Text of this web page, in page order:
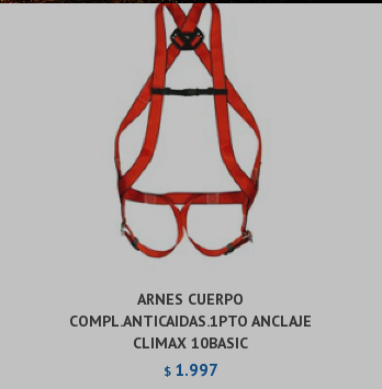
ARNES CUERPO
COMPL.ANTICAIDAS.1PTO ANCLAJE
CLIMAX 10BASIC
$ 1.997
Continuar
Continuar